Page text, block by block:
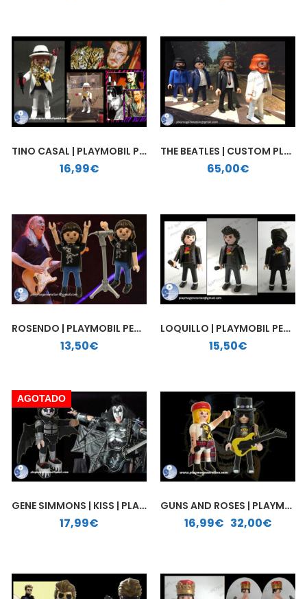
TINO CASAL | PLAYMOBIL PERSONALIZADO
16,99€
THE BEATLES | CUSTOM PLAYMOBIL
65,00€
ROSENDO | PLAYMOBIL PERSONALIZADO
13,50€
LOQUILLO | PLAYMOBIL PERSONALIZADO
15,50€
AGOTADO
GENE SIMMONS | KISS | PLAYMOBIL PERSONALIZADO
17,99€
GUNS AND ROSES | PLAYMOBIL PERSONALIZADO
16,99€ 32,00€
Rango de precios: desde 16,99€ hasta 32,00€